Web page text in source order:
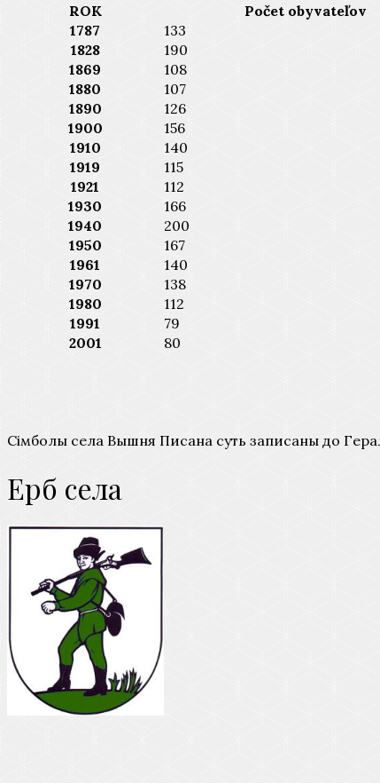
ROK Počet obyvateľov
1787
133
1828
190
1869
108
1880
107
1890
126
1900
156
1910
140
1919
115
1921
112
1930
166
1940
200
1950
167
1961
140
1970
138
1980
112
1991
79
2001
80
Сімболы села Вышня Писана суть записаны до
Ерб села